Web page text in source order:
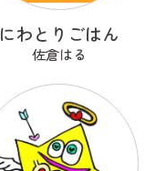
にわとりごはん
佐倉はる